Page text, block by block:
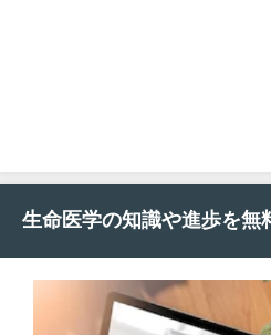
生命医学の知識や進歩を無